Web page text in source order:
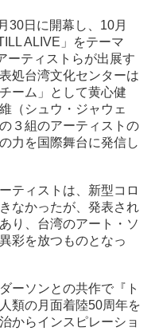
30日に開幕し、10月
ALIVE」をテーマ
ーティストらが出展す
処台湾文化センターは
ーム」として黄心健
（シュウ・ジャウェ
３組のアーティストの
力を国際舞台に発信し
ティストは、新型コロ
なかったが、発表され
り、台湾のアート・ソ
彩を放つものとなっ
ーソンとの共作で『ト
類の月面着陸50周年を
からインスピレーショ